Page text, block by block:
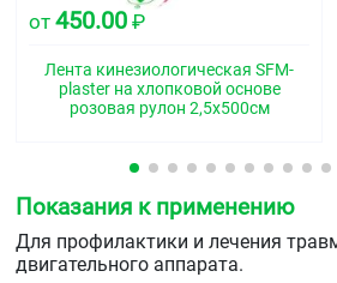
от 450.00 ₽
Лента кинезиологическая SFM-
plaster на хлопковой основе
розовая рулон 2,5х500см
Показания к применению
Для профилактики и лечения
двигательного аппарата.